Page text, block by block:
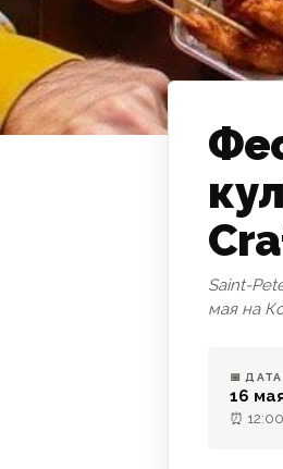
Saint-
мая на
📅 ДАТА
16
⏰ 12:00